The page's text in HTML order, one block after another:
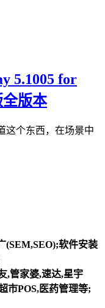
5.1005 for
全版本
这个东西，在场景中
(SEM,SEO);软件安装
,管家婆,速达,星宇
市POS,医药管理等;